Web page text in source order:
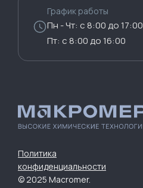
График работы
Пн - Чт: с 8:00 до 17:00
Пт: с 8:00 до 16:00
Политика
конфиденциальности
© 2025 Macromer.